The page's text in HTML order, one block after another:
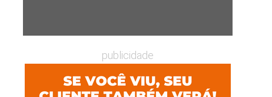
publicidade